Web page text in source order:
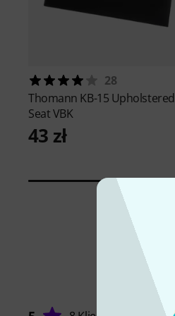
28
Thomann KB-15 Upholstered
Seat VBK
43 zł